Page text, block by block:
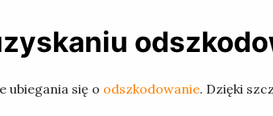
ubiegania się o odszkodowanie. Dzięki